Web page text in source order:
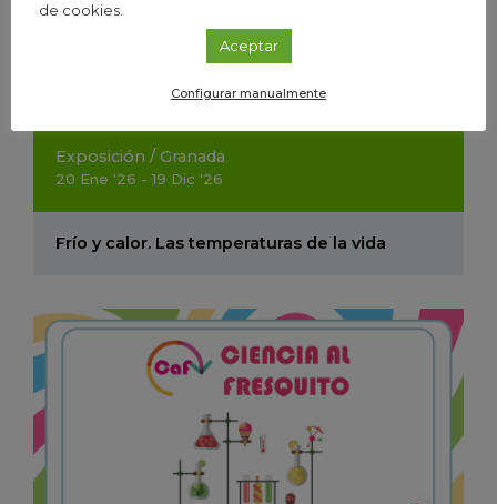
Exposición / Granada
20 Ene '26 - 19 Dic '26
Frío y calor. Las temperaturas de la vida
de cookies.
Aceptar
Configurar manualmente